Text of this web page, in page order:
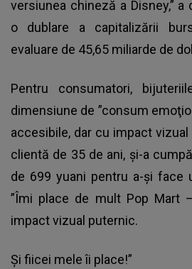
versiunea chineză a Disney,” a
o dublare a capitalizării
evaluare de 45,65 miliarde de
Pentru consumatori,
dimensiune de ”consum
accesibile, dar cu impact vizual
clientă de 35 de ani, şi-a
de 699 yuani pentru a-şi face
”Îmi place de mult Pop Mart
impact vizual puternic.
Şi fiicei mele îi place!”